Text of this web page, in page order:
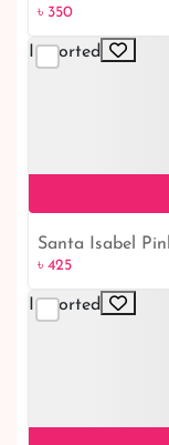
৳ 350
Imported
৳ 425
Santa Isabel
৳ 425
Imported